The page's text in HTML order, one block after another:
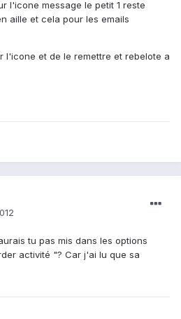
l'icone message le petit 1 reste
aille et cela pour les emails
l'icone et de le remettre et rebelote a
tu pas mis dans les options
activité "? Car j'ai lu que sa